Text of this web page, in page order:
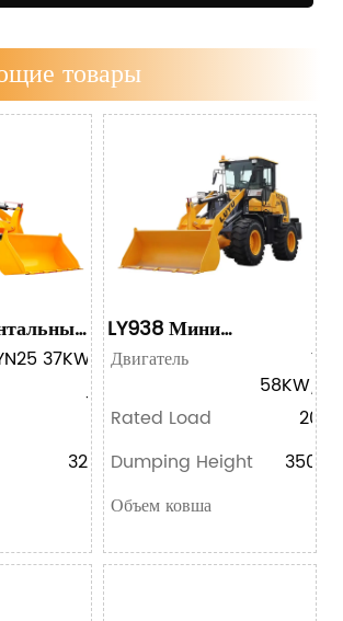
товары
37KW/50HP
1500kg
3200mm
0.6m³
LY938 Мини
колесный погрузчик
Двигатель
58KW/
Rated Load
Dumping Height
Объем ковша